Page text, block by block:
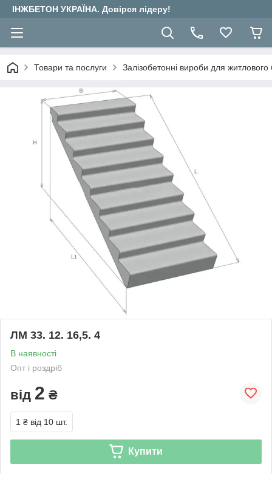
ІНЖБЕТОН УКРАЇНА. Довірся лідеру!
Товари та послуги Залізобетонні вироби для житлового
ЛМ 33. 12. 16,5. 4
В наявності
Опт і роздріб
від 2 ₴
1 ₴ від 10 шт.
Купити